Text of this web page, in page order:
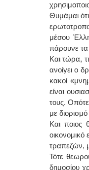
Θυμάμαι
μέσου
πάρουνε τα
Και τώρα,
ανοίγει ο
κακοί
είναι
τους.
με
Και ποιος
τραπεζών,
Τότε
δημοσίου